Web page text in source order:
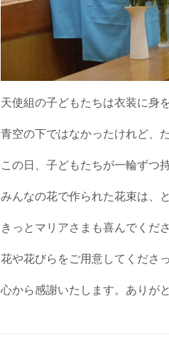
天使組の子どもたちは衣装に身
青空の下ではなかったけれど、
この日、子どもたちが一輪ずつ
みんなの花で作られた花束は、
きっとマリアさまも喜んでくだ
花や花びらをご用意してくださ
心から感謝いたします。ありが